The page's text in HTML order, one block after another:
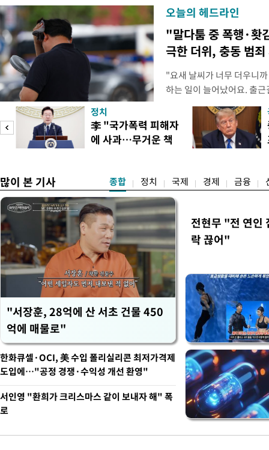
오늘의 헤드라인
"말다툼 중 폭행·홧
극한 더위, 충동 범
"요새 날씨가 너무 더우니
하는 일이 늘어났어요. 출
거나, 누가 길을 막고 서
(40대 직장인 A씨) 유례없
에도 쉽게 짜증을 내거나
있다. 높은 기온과 습도가
정치
李 "국가폭력 피해자
에 사과…무거운 책
많이 본 기사 종합 정치 국제 경제 금융
"서장훈, 28억에 산 서초 건물 450
억에 매물로"
전현무 "전 연인
락 끊어"
한화큐셀·OCI, 美 수입 폴리실리콘 최저가격제
도입에…"공정 경쟁·수익성 개선 환영"
서인영 "환희가 크리스마스 같이 보내자 해" 폭
로